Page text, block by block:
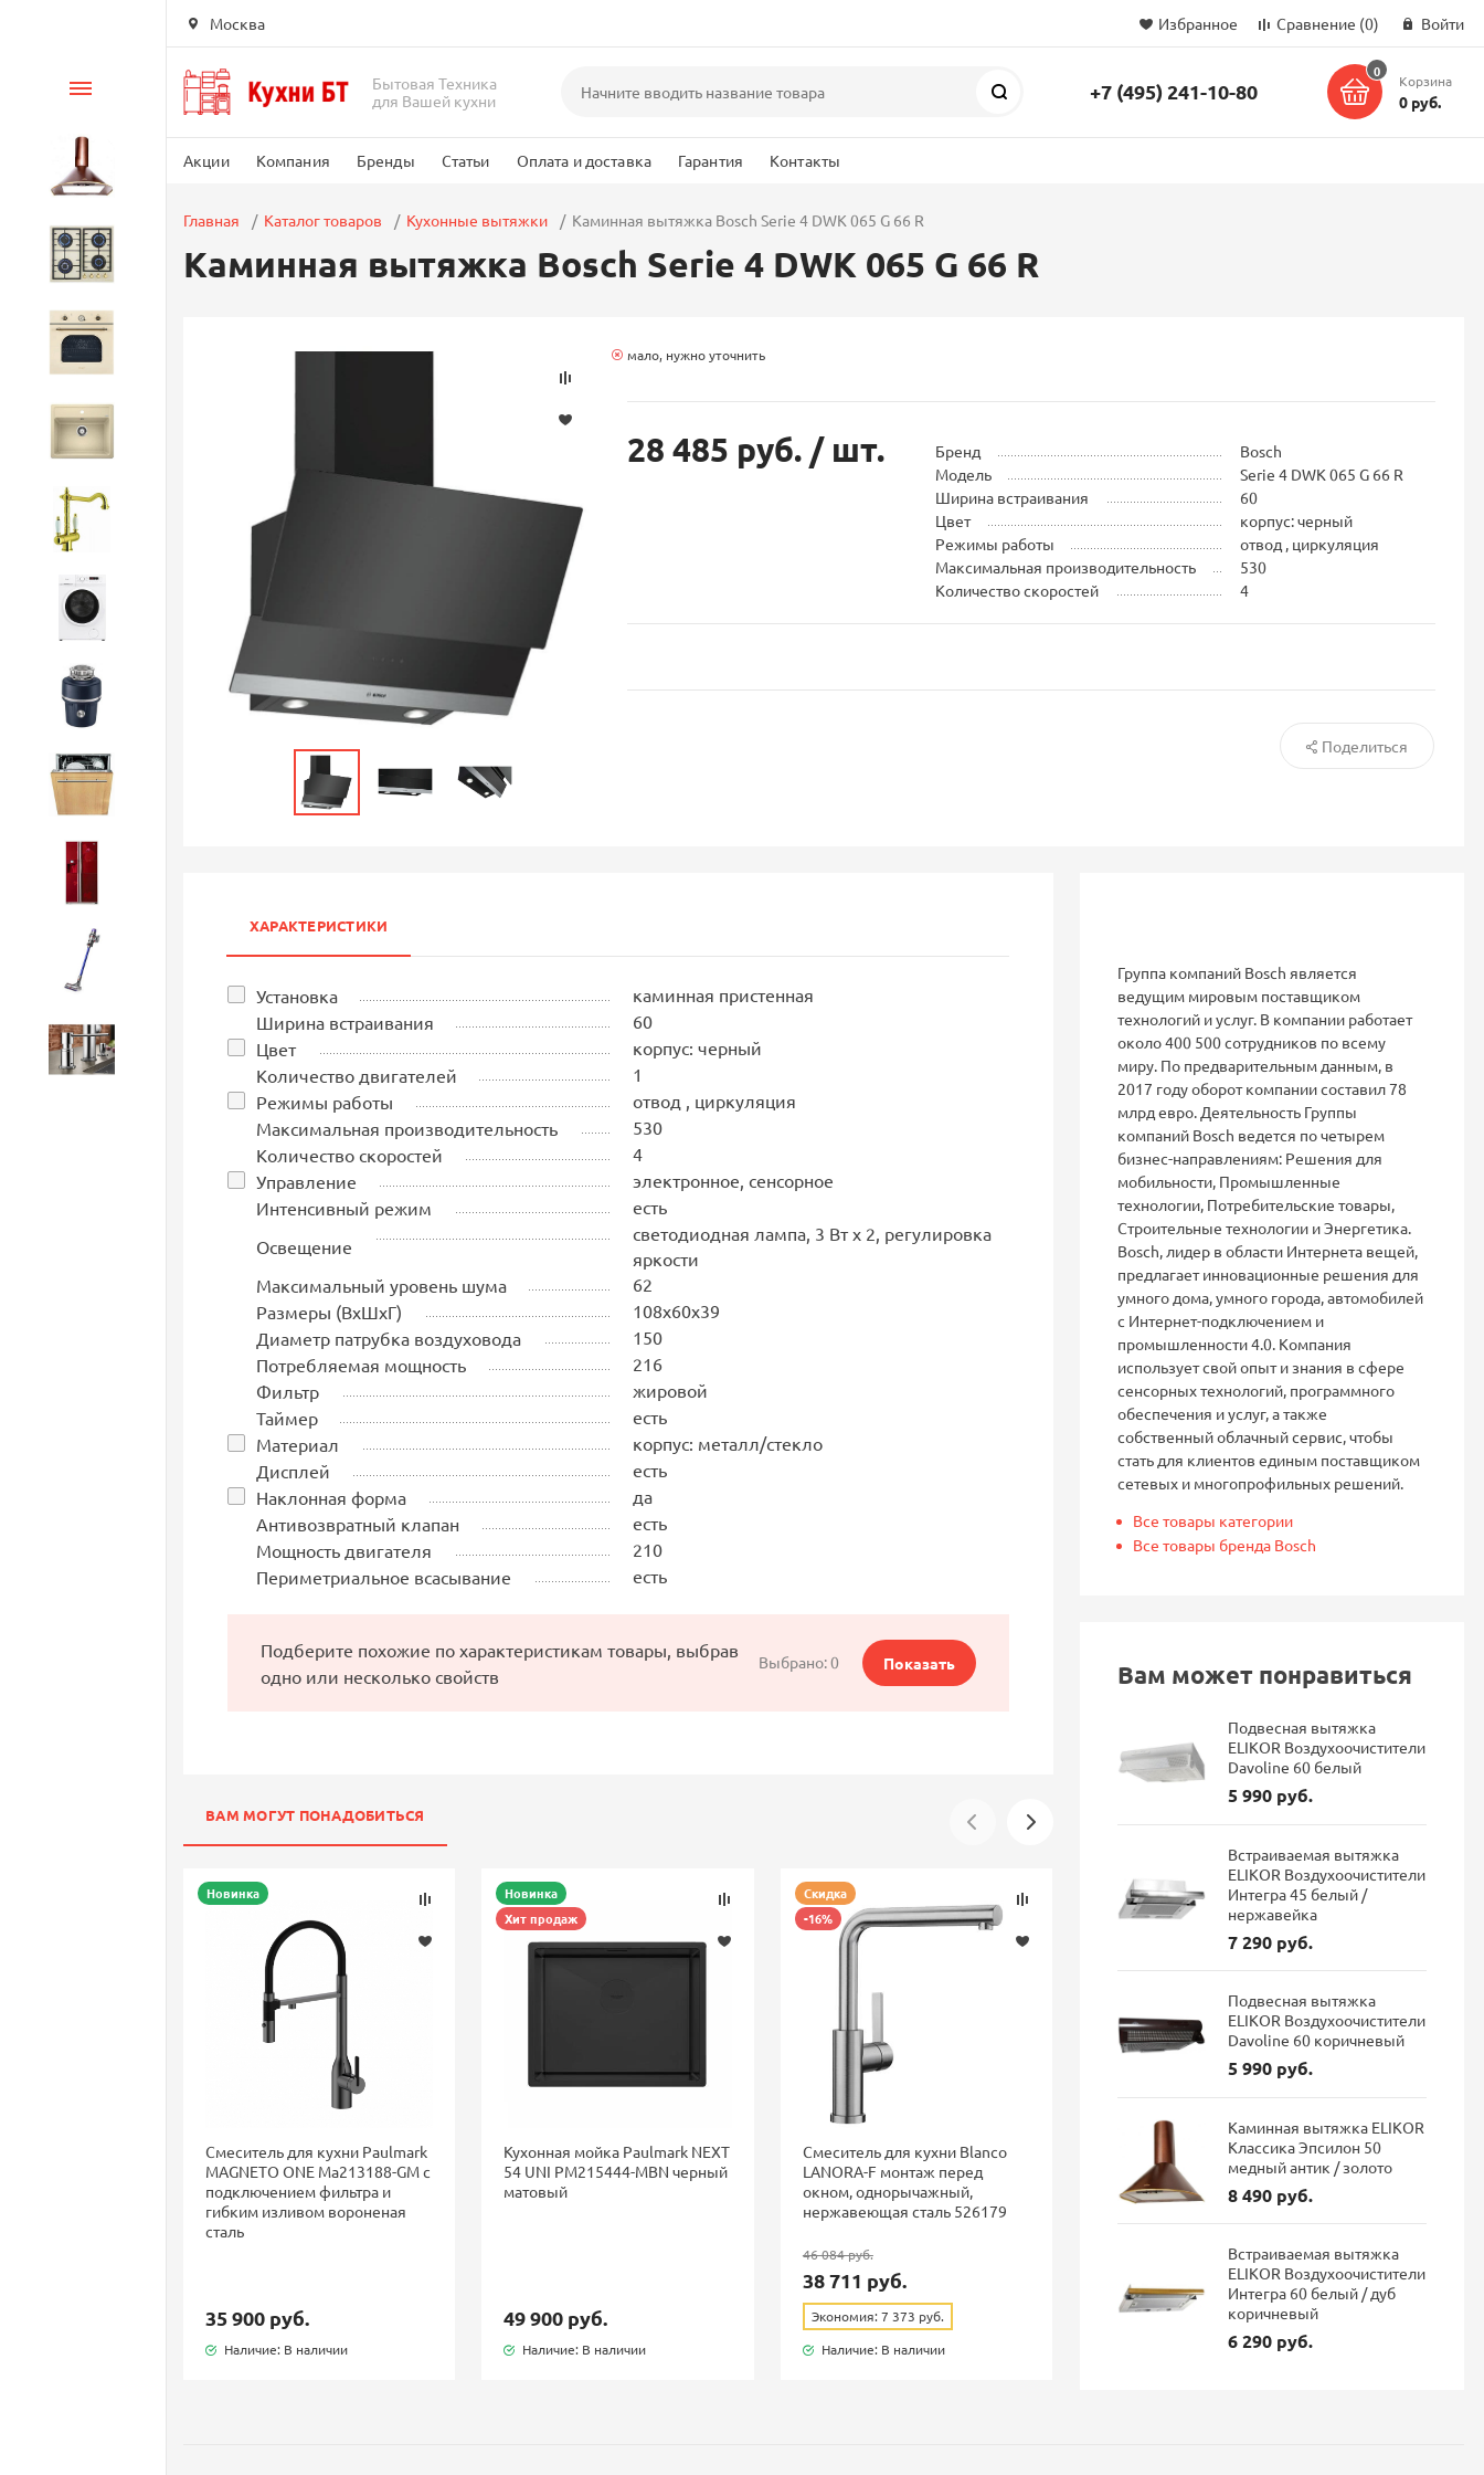
Москва Избранное Сравнение (0) Войти
Бытовая Техника
для Вашей кухни
Поиск +7 (495) 241-10-80
0
Корзина
0 руб.
Акции Компания Бренды Статьи Оплата и доставка Гарантия Контакты
Каталог
Вытяжки
Варочные панели
Измельчители
Посудомоечные машины
Бытовая техника
Главная Каталог товаров Кухонные вытяжки Каминная вытяжка Bosch Serie 4 DWK 065 G 66 R
Каминная вытяжка Bosch Serie 4 DWK 065 G 66 R
мало, нужно уточнить
28 485 руб. / шт. Бренд
Bosch
Модель
Serie 4 DWK 065 G 66 R
Ширина встраивания
60
Цвет
корпус: черный
Режимы работы
отвод , циркуляция
Максимальная производительность
530
Количество скоростей
4
Поделиться
ХАРАКТЕРИСТИКИ
Установка
каминная пристенная
Ширина встраивания
60
Цвет
корпус: черный
Количество двигателей
1
Режимы работы
отвод , циркуляция
Максимальная производительность
530
Количество скоростей
4
Управление
электронное, сенсорное
Интенсивный режим
есть
Освещение
светодиодная лампа, 3 Вт х 2, регулировка
яркости
Максимальный уровень шума
62
Размеры (ВхШхГ)
108х60х39
Диаметр патрубка воздуховода
150
Потребляемая мощность
216
Фильтр
жировой
Таймер
есть
Материал
корпус: металл/стекло
Дисплей
есть
Наклонная форма
да
Антивозвратный клапан
есть
Мощность двигателя
210
Периметриальное всасывание
есть
Подберите похожие по характеристикам товары, выбрав
одно или несколько свойств
Выбрано:0 Показать
ВАМ МОГУТ ПОНАДОБИТЬСЯ
Новинка
Смеситель для кухни Paulmark
MAGNETO ONE Ma213188-GM с
подключением фильтра и
гибким изливом вороненая
сталь
35 900 руб.
Наличие: В наличии
Новинка
Хит продаж
Кухонная мойка Paulmark NEXT
54 UNI PM215444-MBN черный
матовый
49 900 руб.
Наличие: В наличии
Скидка
-16%
Смеситель для кухни Blanco
LANORA-F монтаж перед
окном, однорычажный,
нержавеющая сталь 526179
46 084 руб.
38 711 руб.
Экономия: 7 373 руб.
Наличие: В наличии
Скидка
-16%
Смеситель для кухни Blanco
FONTAS II с подключением
фильтра Dark steel 527737
96 337 руб.
Экономия: 18 350 руб.
Наличие: В наличии
матовый
Группа компаний Bosch является
ведущим мировым поставщиком
технологий и услуг. В компании работает
около 400 500 сотрудников по всему
миру. По предварительным данным, в
2017 году оборот компании составил 78
млрд евро. Деятельность Группы
компаний Bosch ведется по четырем
бизнес-направлениям: Решения для
мобильности, Промышленные
технологии, Потребительские товары,
Строительные технологии и Энергетика.
Bosch, лидер в области Интернета вещей,
предлагает инновационные решения для
умного дома, умного города, автомобилей
с Интернет-подключением и
промышленности 4.0. Компания
использует свой опыт и знания в сфере
сенсорных технологий, программного
обеспечения и услуг, а также
собственный облачный сервис, чтобы
стать для клиентов единым поставщиком
сетевых и многопрофильных решений.
Все товары категории
Все товары бренда Bosch
Вам может понравиться
Подвесная вытяжка
ELIKOR Воздухоочистители
Davoline 60 белый
5 990 руб.
Встраиваемая вытяжка
ELIKOR Воздухоочистители
Интегра 45 белый /
нержавейка
7 290 руб.
Подвесная вытяжка
ELIKOR Воздухоочистители
Davoline 60 коричневый
5 990 руб.
Каминная вытяжка ELIKOR
Классика Эпсилон 50
медный антик / золото
8 490 руб.
Встраиваемая вытяжка
ELIKOR Воздухоочистители
Интегра 60 белый / дуб
коричневый
6 290 руб.